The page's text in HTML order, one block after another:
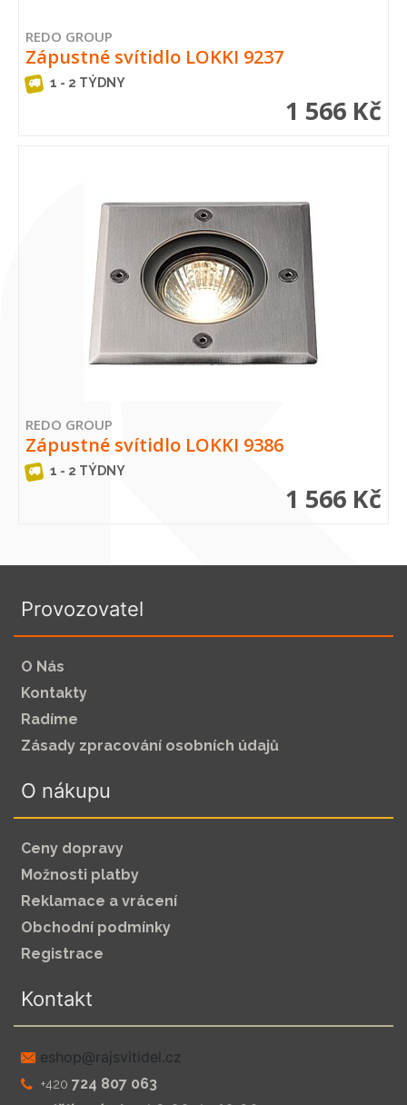
REDO GROUP
Zápustné svítidlo LOKKI 9237
1 - 2 TÝDNY
1 566 Kč
REDO GROUP
Zápustné svítidlo LOKKI 9386
1 - 2 TÝDNY
1 566 Kč
Provozovatel
O Nás
Kontakty
Radíme
Zásady zpracování osobních údajů
O nákupu
Ceny dopravy
Možnosti platby
Reklamace a vrácení
Obchodní podmínky
Registrace
Kontakt
zc.leditivsjar@pohse
+420 724 807 063